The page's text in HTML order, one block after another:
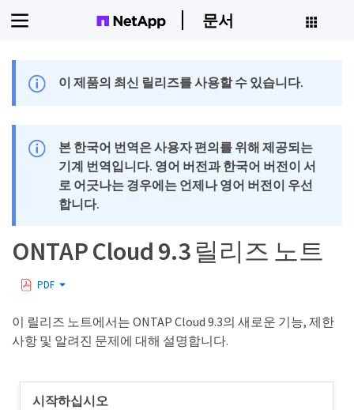
문서
이 제품의 최신 릴리즈를 사용할 수 있습니다.
본 한국어 번역은 사용자 편의를 위해 제공되는
기계 번역입니다. 영어 버전과 한국어 버전이 서
로 어긋나는 경우에는 언제나 영어 버전이 우선
합니다.
ONTAP Cloud 9.3 릴리즈 노트
PDF
이 릴리즈 노트에서는 ONTAP Cloud 9.3의 새로운 기능, 제한
사항 및 알려진 문제에 대해 설명합니다.
시작하십시오